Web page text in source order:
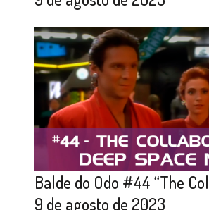
Balde do Odo #44 “The
9 de agosto de 2023